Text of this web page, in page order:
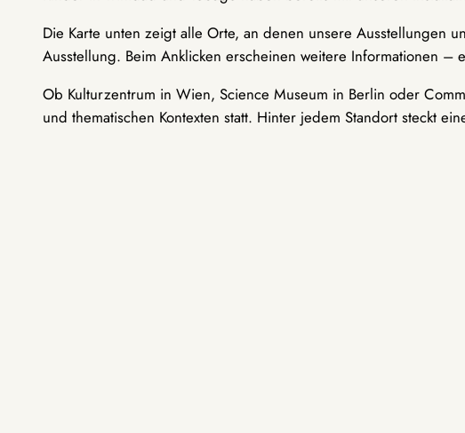
Die Karte unten zeigt alle Orte, an denen unsere Ausstellungen
Ausstellung. Beim Anklicken erscheinen weitere Informationen
Ob Kulturzentrum in Wien, Science Museum in Berlin oder
und thematischen Kontexten statt. Hinter jedem Standort steckt